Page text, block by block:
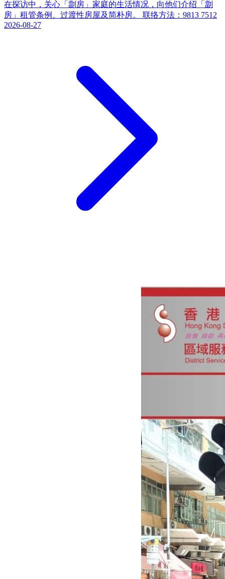
在探访中，关心「劏房」家庭的生活情况，向他们介绍「劏
房」租管条例、过渡性房屋及简朴房。 联络方法：9813 7512
2026-08-27